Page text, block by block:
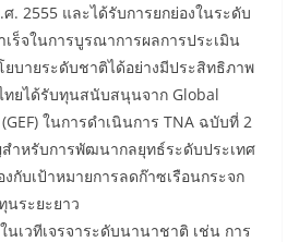
. 2555 และได้รับการยกย่องในระดับ
ร็จในการบูรณาการผลการประเมิน
บายระดับชาติได้อย่างมีประสิทธิภาพ
ทยได้รับทุนสนับสนุนจาก Global
ในการดำเนินการ TNA ฉบับที่ 2
ำหรับการพัฒนากลยุทธ์ระดับประเทศ
กับเป้าหมายการลดก๊าซเรือนกระจก
นระยะยาว
เวทีเจรจาระดับนานาชาติ เช่น การ